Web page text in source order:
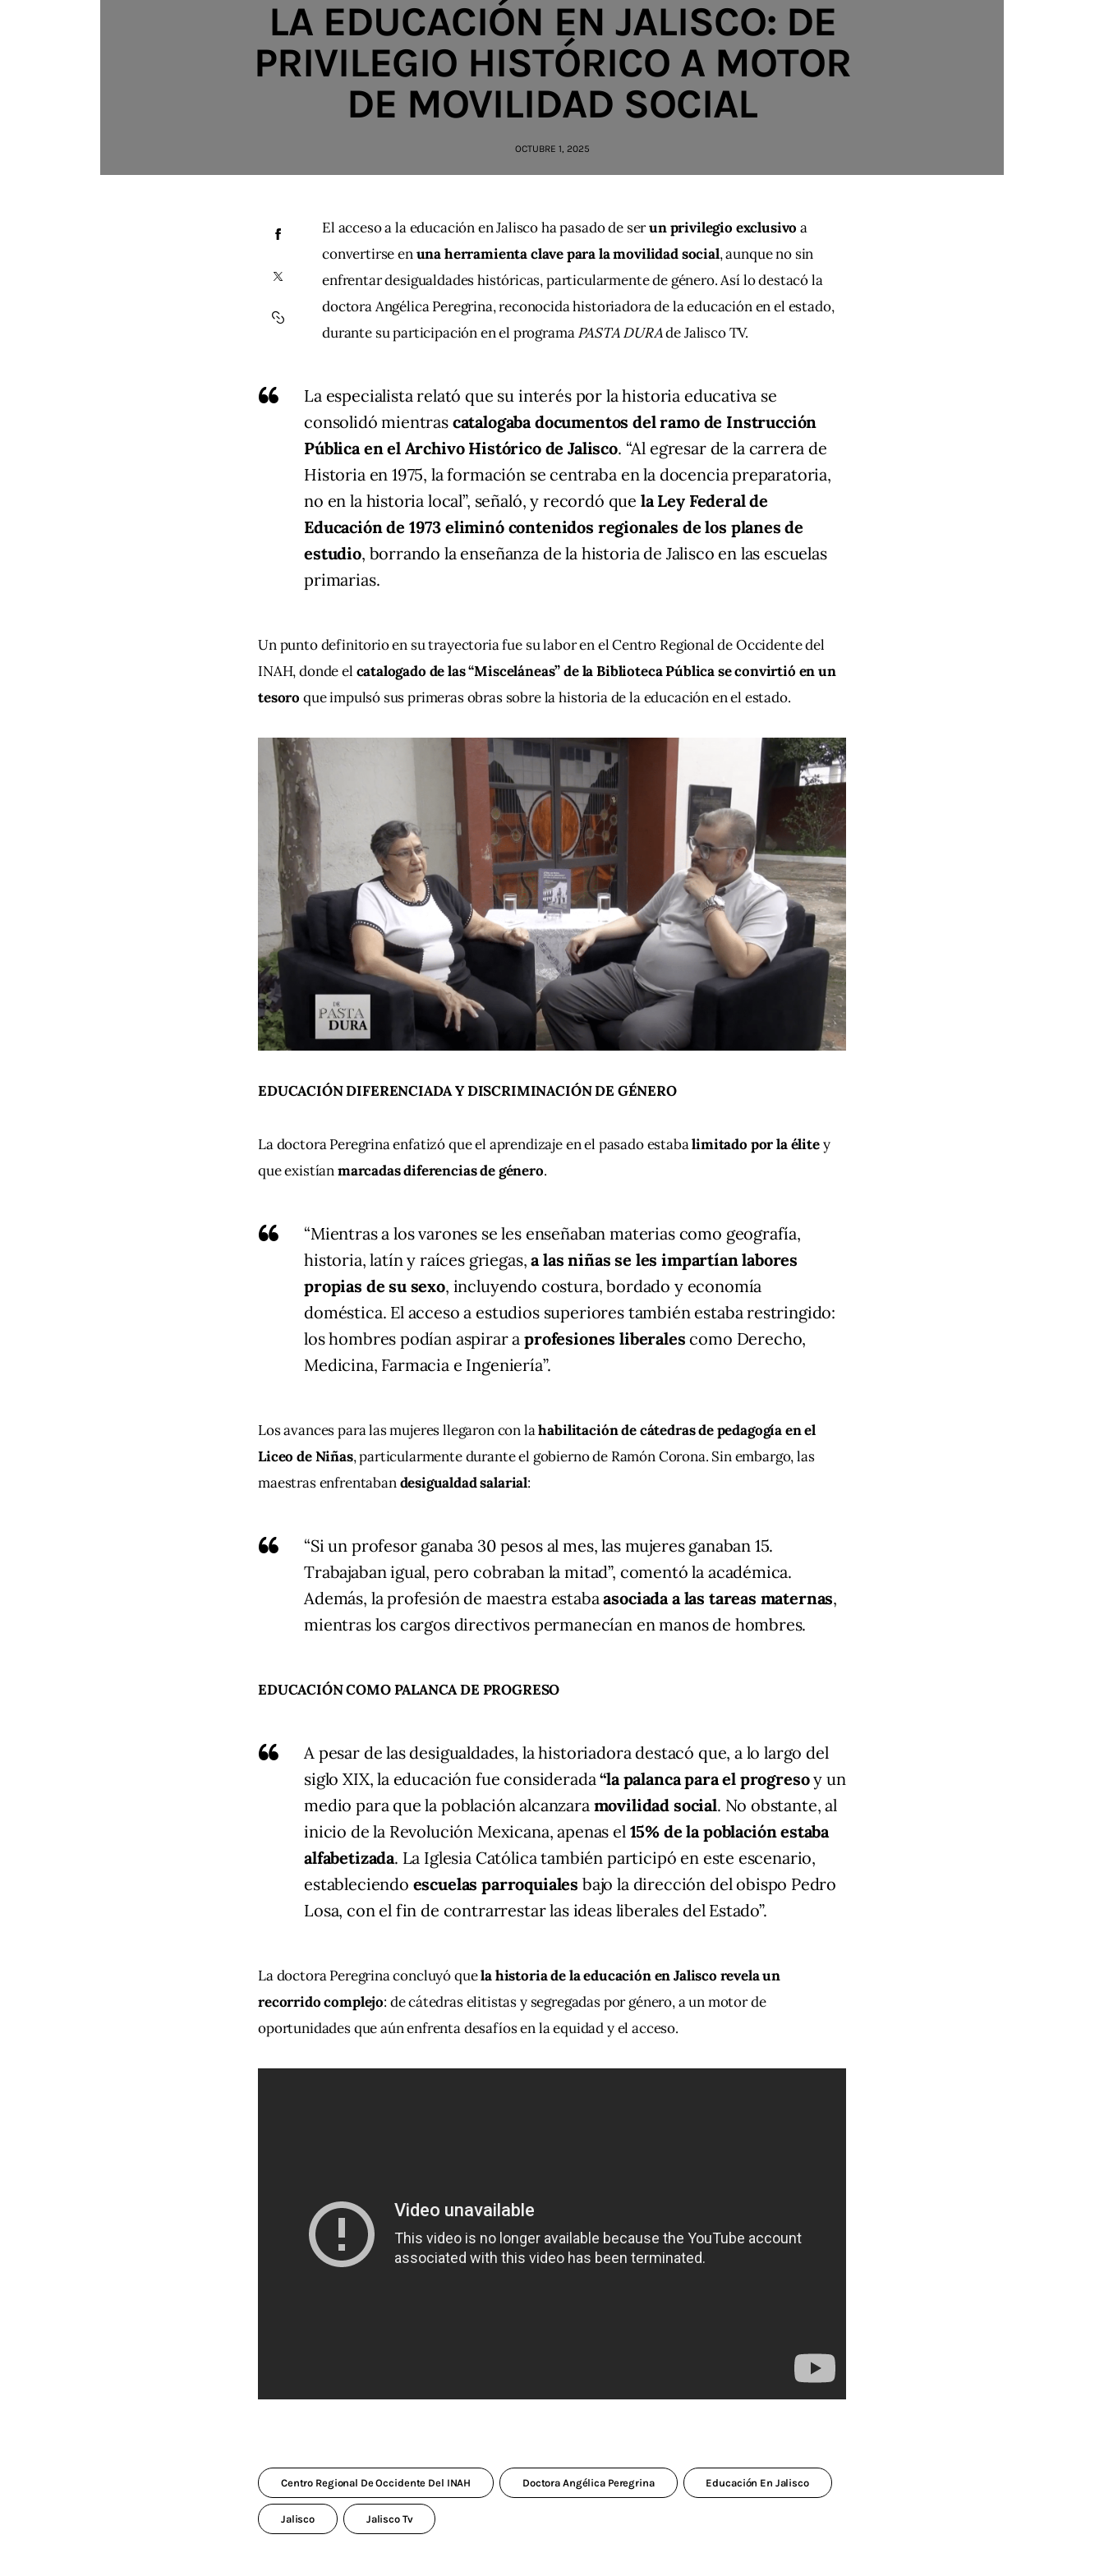
LA EDUCACIÓN EN JALISCO: DE
PRIVILEGIO HISTÓRICO A MOTOR
DE MOVILIDAD SOCIAL
OCTUBRE 1, 2025
El acceso a la educación en Jalisco ha pasado de ser un privilegio exclusivo a
convertirse en una herramienta clave para la movilidad social, aunque no sin
enfrentar desigualdades históricas, particularmente de género. Así lo destacó la
doctora Angélica Peregrina, reconocida historiadora de la educación en el estado,
durante su participación en el programa PASTA DURA de Jalisco TV.
La especialista relató que su interés por la historia educativa se
consolidó mientras catalogaba documentos del ramo de Instrucción
Pública en el Archivo Histórico de Jalisco. “Al egresar de la carrera de
Historia en 1975, la formación se centraba en la docencia preparatoria,
no en la historia local”, señaló, y recordó que la Ley Federal de
Educación de 1973 eliminó contenidos regionales de los planes de
estudio, borrando la enseñanza de la historia de Jalisco en las escuelas
primarias.
Un punto definitorio en su trayectoria fue su labor en el Centro Regional de Occidente del
INAH, donde el catalogado de las “Misceláneas” de la Biblioteca Pública se convirtió en un
tesoro que impulsó sus primeras obras sobre la historia de la educación en el estado.
EDUCACIÓN DIFERENCIADA Y DISCRIMINACIÓN DE GÉNERO
La doctora Peregrina enfatizó que el aprendizaje en el pasado estaba limitado por la élite y
que existían marcadas diferencias de género.
“Mientras a los varones se les enseñaban materias como geografía,
historia, latín y raíces griegas,a las niñas se les impartían labores
propias de su sexo, incluyendo costura, bordado y economía
doméstica. El acceso a estudios superiores también estaba restringido:
los hombres podían aspirar aprofesiones liberales como Derecho,
Medicina, Farmacia e Ingeniería”.
Los avances para las mujeres llegaron con la habilitación de cátedras de pedagogía en el
Liceo de Niñas, particularmente durante el gobierno de Ramón Corona. Sin embargo, las
maestras enfrentaban desigualdad salarial:
“Si un profesor ganaba 30 pesos al mes, las mujeres ganaban 15.
Trabajaban igual, pero cobraban la mitad”, comentó la académica.
Además, la profesión de maestra estabaasociada a las tareas maternas,
mientras los cargos directivos permanecían en manos de hombres.
EDUCACIÓN COMO PALANCA DE PROGRESO
A pesar de las desigualdades, la historiadora destacó que, a lo largo del
siglo XIX, la educación fue considerada“la palanca para el progresoy un
medio para que la población alcanzara movilidad social. No obstante, al
inicio de la Revolución Mexicana, apenas el 15% de la población estaba
alfabetizada. La Iglesia Católica también participó en este escenario,
estableciendo escuelas parroquiales bajo la dirección del obispo Pedro
Losa, con el fin de contrarrestar las ideas liberales del Estado”.
La doctora Peregrina concluyó que la historia de la educación en Jalisco revela un
recorrido complejo: de cátedras elitistas y segregadas por género, a un motor de
oportunidades que aún enfrenta desafíos en la equidad y el acceso.
Centro Regional De Occidente Del INAH Doctora Angélica Peregrina Educación En Jalisco
Jalisco Jalisco Tv